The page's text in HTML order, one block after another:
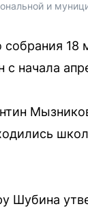
и
18
начала
Шубина